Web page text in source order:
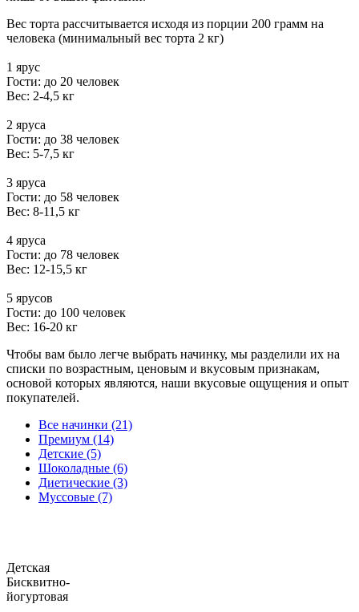
Вес торта рассчитывается исходя из порции 200 грамм на
человека (минимальный вес торта 2 кг)
1 ярус
Гости: до 20 человек
Вес: 2-4,5 кг
2 яруса
Гости: до 38 человек
Вес: 5-7,5 кг
3 яруса
Гости: до 58 человек
Вес: 8-11,5 кг
4 яруса
Гости: до 78 человек
Вес: 12-15,5 кг
5 ярусов
Гости: до 100 человек
Вес: 16-20 кг
Чтобы вам было легче выбрать начинку, мы разделили их на
списки по возрастным, ценовым и вкусовым признакам,
основой которых являются, наши вкусовые ощущения и опыт
покупателей.
Все начинки (21)
Премиум (14)
Детские (5)
Шоколадные (6)
Диетические (3)
Муссовые (7)
Детская
Бисквитно-
йогуртовая